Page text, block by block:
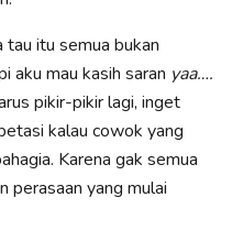
tau itu semua bukan
aku mau kasih saran yaa….
pikir-pikir lagi, inget
kalau cowok yang
Karena gak semua
perasaan yang mulai